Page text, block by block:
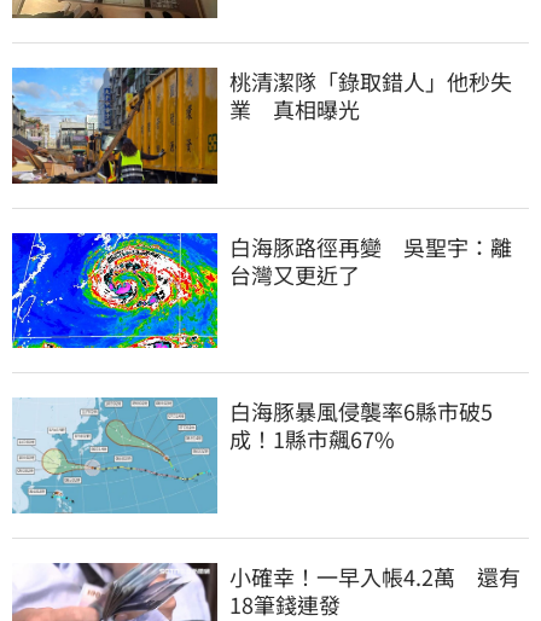
桃清潔隊「錄取錯人」他秒失
業　真相曝光
白海豚路徑再變　吳聖宇：離
台灣又更近了
白海豚暴風侵襲率6縣市破5
成！1縣市飆67%
小確幸！一早入帳4.2萬　還有
18筆錢連發